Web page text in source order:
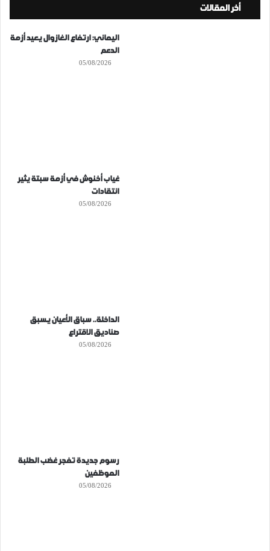
أخر المقالات
اليماني: ارتفاع الغازوال يعيد أزمة
الدعم
05/08/2026
غياب أخنوش في أزمة سبتة يثير
انتقادات
05/08/2026
الداخلة.. سباق الأعيان يسبق
صناديق الاقتراع
05/08/2026
رسوم جديدة تفجر غضب الطلبة
الموظفين
05/08/2026